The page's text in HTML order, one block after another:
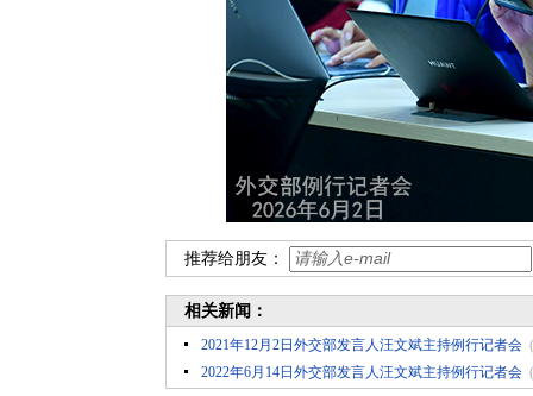
推荐给朋友：
相关新闻：
2021年12月2日外交部发言人汪文斌主持例行记者会
2022年6月14日外交部发言人汪文斌主持例行记者会